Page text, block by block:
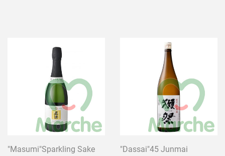
"Masumi"Sparkling Sake
"Dassai"45 Junmai